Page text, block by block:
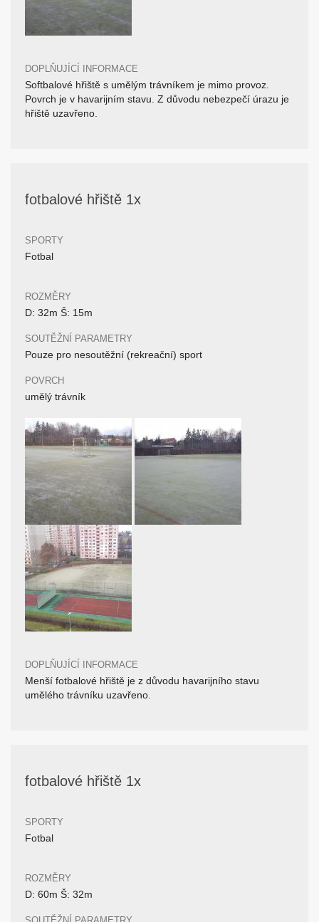
DOPLŇUJÍCÍ INFORMACE
Softbalové hřiště s umělým trávníkem je mimo provoz.
Povrch je v havarijním stavu. Z důvodu nebezpečí úrazu je
hřiště uzavřeno.
fotbalové hřiště 1x
SPORTY
Fotbal
ROZMĚRY
D: 32m Š: 15m
SOUTĚŽNÍ PARAMETRY
Pouze pro nesoutěžní (rekreační) sport
POVRCH
umělý trávník
DOPLŇUJÍCÍ INFORMACE
Menší fotbalové hřiště je z důvodu havarijního stavu
umělého trávníku uzavřeno.
fotbalové hřiště 1x
SPORTY
Fotbal
ROZMĚRY
D: 60m Š: 32m